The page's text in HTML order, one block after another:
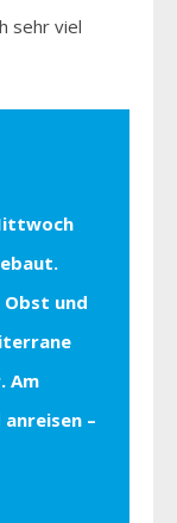
sehr viel
Obst und
Am
–